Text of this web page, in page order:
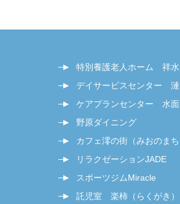
特別養護老人ホーム 祥水
デイサービスセンター 漣
ケアプランセンター 水面
野原ダイニング
カフェ澪の街（みおのまち
リラクゼーションJADE
スポーツジムMiracle
託児室 楽柿（らくがき）